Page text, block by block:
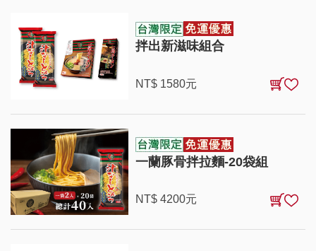
拌出新滋味組合
NT$ 1580元
一蘭豚骨拌拉麵-20袋組
NT$4200元